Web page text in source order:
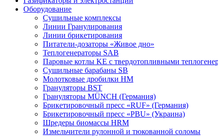
Оборудование
Сушильные комплексы
Линии Гранулирования
Линии брикетирования
Питатели-дозаторы «Живое дно»
Теплогенераторы SAB
Паровые котлы KE с твердотопливными
Сушильные барабаны SB
Молотковые дробилки HM
Грануляторы BST
Грануляторы MÜNCH (Германия)
Брикетировочный пресс «RUF» (Германия)
Брикетировочный пресс «PBU» (Украина)
Шредеры биомассы HRM
Измельчители рулонной и тюкованной соломы